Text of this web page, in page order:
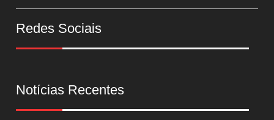
Redes Sociais
Notícias Recentes